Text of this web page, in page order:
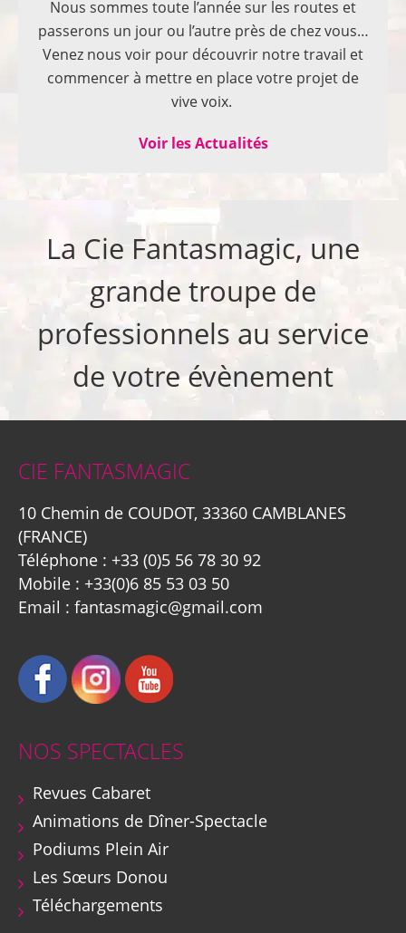
Nous sommes toute l’année sur les routes et
passerons un jour ou l’autre près de chez vous…
Venez nous voir pour découvrir notre travail et
commencer à mettre en place votre projet de
vive voix.
Voir les Actualités
La Cie Fantasmagic, une
grande troupe de
professionnels au service
de votre évènement
CIE FANTASMAGIC
10 Chemin de COUDOT, 33360 CAMBLANES
(FRANCE)
Téléphone : +33 (0)5 56 78 30 92
Mobile : +33(0)6 85 53 03 50
Email : fantasmagic@gmail.com
NOS SPECTACLES
Revues Cabaret
Animations de Dîner-Spectacle
Podiums Plein Air
Les Sœurs Donou
Téléchargements